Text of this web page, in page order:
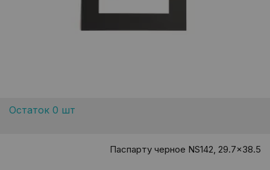
Остаток 0 шт
Паспарту черное NS142, 29.7x38.5